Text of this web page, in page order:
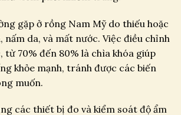
gặp ở rồng Nam Mỹ do thiếu hoặc
nấm da, và mất nước. Việc điều chỉnh
từ 70% đến 80% là chìa khóa giúp
khỏe mạnh, tránh được các biến
muốn.
các thiết bị đo và kiểm soát độ ẩm